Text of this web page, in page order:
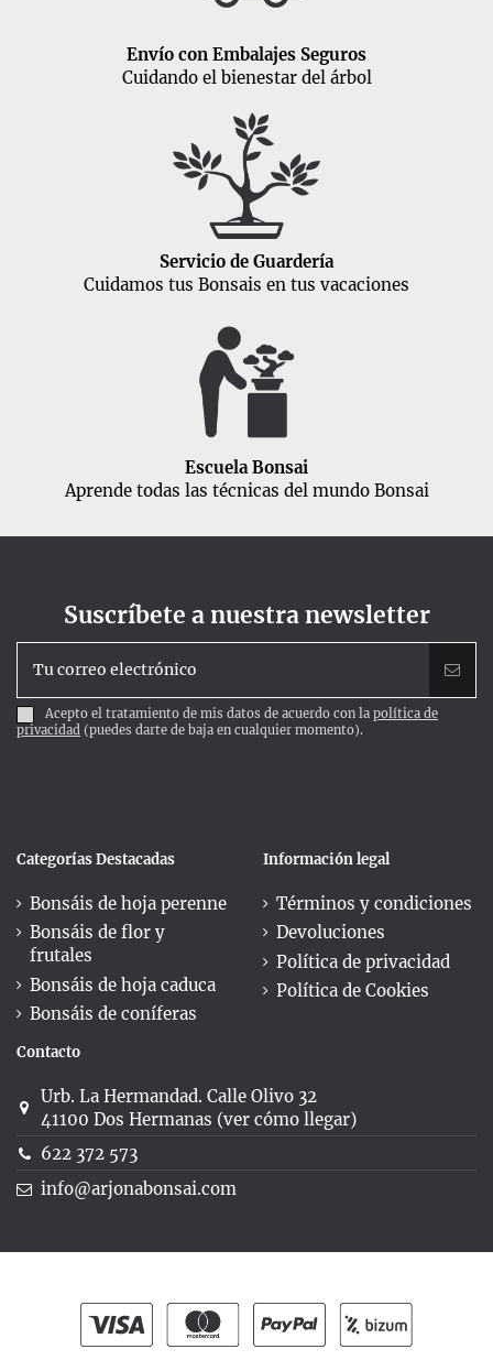
Envío con Embalajes Seguros
Cuidando el bienestar del árbol
Servicio de Guardería
Cuidamos tus Bonsais en tus vacaciones
Escuela Bonsai
Aprende todas las técnicas del mundo Bonsai
Suscríbete a nuestra newsletter
Acepto el tratamiento de mis datos de acuerdo con la política de
privacidad (puedes darte de baja en cualquier momento).
Categorías Destacadas
Bonsáis de hoja perenne
Bonsáis de flor y
frutales
Bonsáis de hoja caduca
Bonsáis de coníferas
Información legal
Términos y condiciones
Devoluciones
Política de privacidad
Política de Cookies
Contacto
Urb. La Hermandad. Calle Olivo 32
41100 Dos Hermanas (ver cómo llegar)
622 372 573
info@arjonabonsai.com